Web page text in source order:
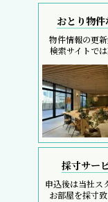
おとり物件
物件情報の更
検索サイトで
採寸サー
申込後は当社ス
お部屋を採寸